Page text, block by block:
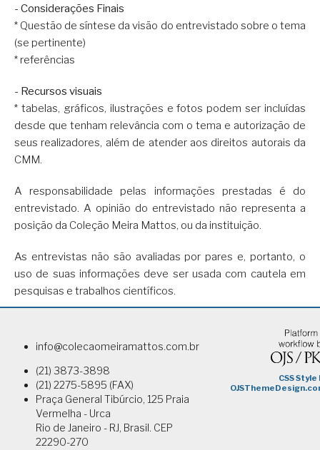
- Considerações Finais
* Questão de síntese da visão do entrevistado sobre o tema
(se pertinente)
* referências
- Recursos visuais
* tabelas, gráficos, ilustrações e fotos podem ser incluídas
desde que tenham relevância com o tema e autorização de
seus realizadores, além de atender aos direitos autorais da
CMM.
A responsabilidade pelas informações prestadas é do
entrevistado. A opinião do entrevistado não representa a
posição da Coleção Meira Mattos, ou da instituição.
As entrevistas não são avaliadas por pares e, portanto, o
uso de suas informações deve ser usada com cautela em
pesquisas e trabalhos científicos.
info@colecaomeiramattos.com.br
(21) 3873-3898
(21) 2275-5895 (FAX)
Praça General Tibúrcio, 125 Praia
Vermelha - Urca
Rio de Janeiro - RJ, Brasil. CEP
22290-270